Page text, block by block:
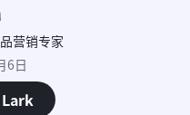
营销专家
6日